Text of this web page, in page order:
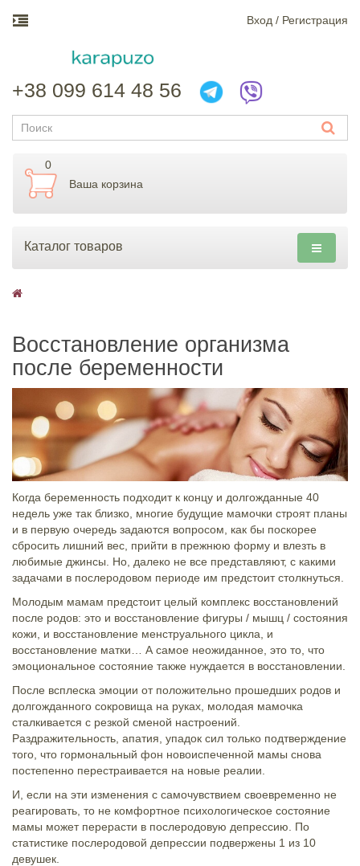
Вход / Регистрация
+38 099 614 48 56
0
Ваша корзина
Каталог товаров
Восстановление организма
после беременности
Когда беременность подходит к концу и долгожданные 40
недель уже так близко, многие будущие мамочки строят планы
и в первую очередь задаются вопросом, как бы поскорее
сбросить лишний вес, прийти в прежнюю форму и влезть в
любимые джинсы. Но, далеко не все представляют, с какими
задачами в послеродовом периоде им предстоит столкнуться.
Молодым мамам предстоит целый комплекс восстановлений
после родов: это и восстановление фигуры / мышц / состояния
кожи, и восстановление менструального цикла, и
восстановление матки… А самое неожиданное, это то, что
эмоциональное состояние также нуждается в восстановлении.
После всплеска эмоции от положительно прошедших родов и
долгожданного сокровища на руках, молодая мамочка
сталкивается с резкой сменой настроений.
Раздражительность, апатия, упадок сил только подтверждение
того, что гормональный фон новоиспеченной мамы снова
постепенно перестраивается на новые реалии.
И, если на эти изменения с самочувствием своевременно не
реагировать, то не комфортное психологическое состояние
мамы может перерасти в послеродовую депрессию. По
статистике послеродовой депрессии подвержены 1 из 10
девушек.